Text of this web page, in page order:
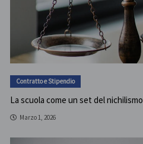
Contratto e Stipendio
La scuola come un set del nichilismo
Marzo 1, 2026